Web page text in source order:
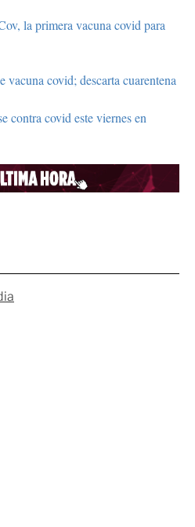
la primera vacuna covid para
vacuna covid; descarta cuarentena
contra covid este viernes en